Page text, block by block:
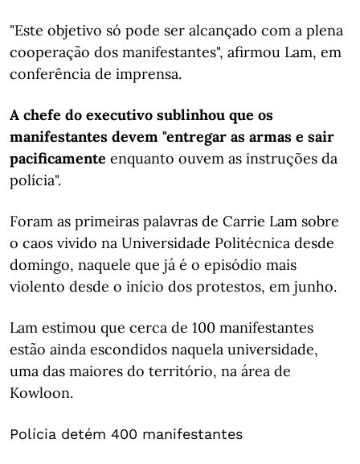
"Este objetivo só pode ser alcançado com a plena
cooperação dos manifestantes", afirmou Lam, em
conferência de imprensa.
A chefe do executivo sublinhou que os
manifestantes devem "entregar as armas e sair
pacificamente enquanto ouvem as instruções da
polícia".
Foram as primeiras palavras de Carrie Lam sobre
o caos vivido na Universidade Politécnica desde
domingo, naquele que já é o episódio mais
violento desde o início dos protestos, em junho.
Lam estimou que cerca de 100 manifestantes
estão ainda escondidos naquela universidade,
uma das maiores do território, na área de
Kowloon.
Polícia detém 400 manifestantes